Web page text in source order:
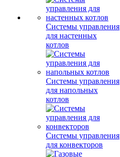
Системы управления
для настенных
котлов
Системы управления
для напольных
котлов
Системы управления
для конвекторов